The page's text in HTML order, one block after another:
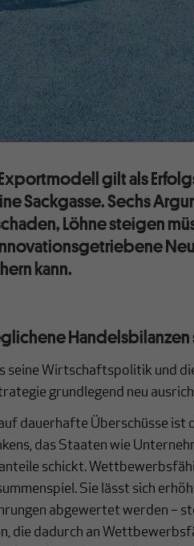
gilt als
Sackgasse. Sechs
Löhne steigen
kann.
seine Wirtschaftspolitik und
grundlegend neu
dauerhafte Überschüsse ist
das Staaten wie
schickt.
Sie lässt sich
abgewertet werden –
die dadurch an